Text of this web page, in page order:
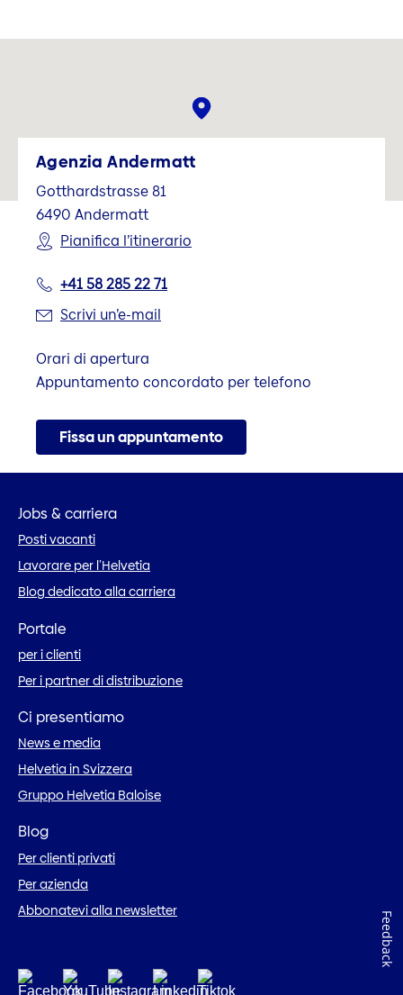
Agenzia Andermatt
Gotthardstrasse 81
6490 Andermatt
Pianifica l’itinerario
+41 58 285 22 71
Scrivi un’e-mail
Orari di apertura
Appuntamento concordato per telefono
Fissa un appuntamento
Jobs & carriera
Posti vacanti
Lavorare per l’Helvetia
Blog dedicato alla carriera
Portale
per i clienti
Per i partner di distribuzione
Ci presentiamo
News e media
Helvetia in Svizzera
Gruppo Helvetia Baloise
Blog
Per clienti privati
Per azienda
Abbonatevi alla newsletter
Feedback